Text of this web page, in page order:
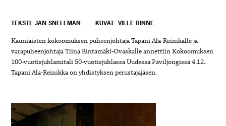
TEKSTI: JAN SNELLMAN KUVAT: VILLE RINNE
Kauniaisten kokoomuksen puheenjohtaja Tapani Ala-Reinikalle ja
varapuheenjohtaja Tiina Rintamäki-Ovaskalle annettiin Kokoomuksen
100-vuotisjuhlamitali 50-vuotisjuhlassa Uudessa Paviljongissa 4.12.
Tapani Ala-Reinikka on yhdistyksen perustajajäsen.